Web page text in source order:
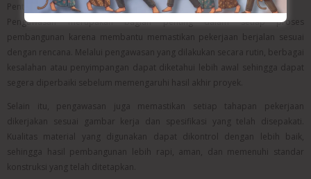
Pentingnya Pengawasan Selama Proyek
Pengawasan merupakan bagian penting dalam setiap proses
pembangunan karena membantu memastikan pekerjaan berjalan sesuai
dengan rencana. Melalui pengawasan yang dilakukan secara rutin, berbagai
kesalahan atau penyimpangan dapat diketahui lebih awal sehingga dapat
segera diperbaiki sebelum memengaruhi hasil akhir proyek.
Selain itu, pengawasan juga memastikan setiap tahapan pekerjaan
dikerjakan sesuai gambar kerja dan spesifikasi yang telah disepakati.
Kualitas material yang digunakan dapat dikontrol dengan lebih baik,
sehingga hasil pembangunan lebih rapi, aman, dan memenuhi standar
konstruksi yang telah ditetapkan.